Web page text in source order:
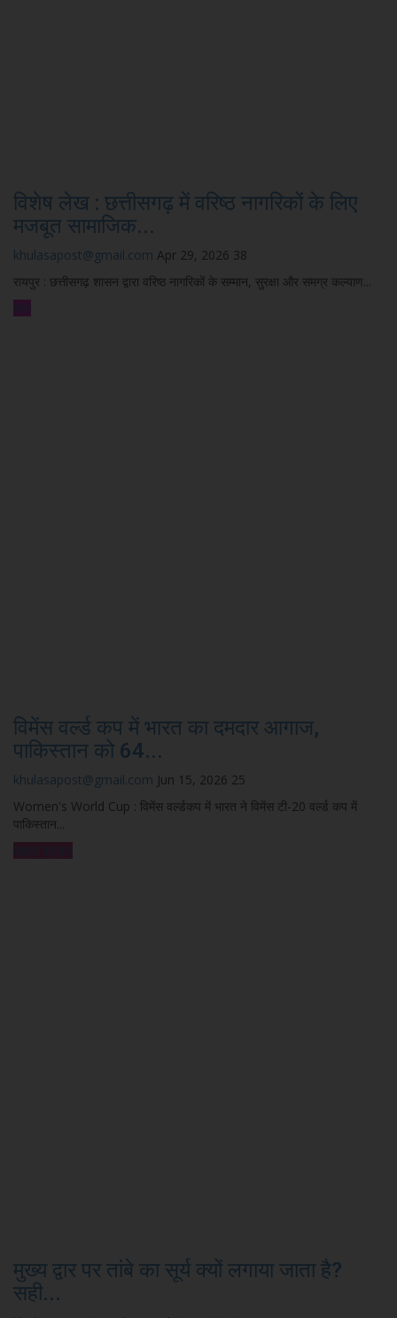
विशेष लेख : छत्तीसगढ़ में वरिष्ठ नागरिकों के लिए
मजबूत सामाजिक...
khulasapost@gmail.com Apr 29, 2026 38
रायपुर : छत्तीसगढ़ शासन द्वारा वरिष्ठ नागरिकों के सम्मान, सुरक्षा और समग्र कल्याण...
खेल
विमेंस वर्ल्ड कप में भारत का दमदार आगाज,
पाकिस्तान को 64...
khulasapost@gmail.com Jun 15, 2026 25
Women's World Cup : विमेंस वर्ल्डकप में भारत ने विमेंस टी-20 वर्ल्ड कप में
पाकिस्तान...
मुख्य द्वार पर तांबे का सूर्य क्यों लगाया जाता है?
सही...